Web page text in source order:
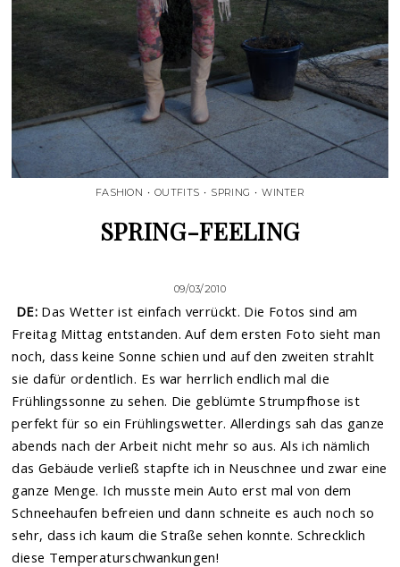
FASHION • OUTFITS • SPRING • WINTER
SPRING-FEELING
09/03/2010
DE:Das Wetter ist einfach verrückt. Die Fotos sind am
Freitag Mittag entstanden. Auf dem ersten Foto sieht man
noch, dass keine Sonne schien und auf den zweiten strahlt
sie dafür ordentlich. Es war herrlich endlich mal die
Frühlingssonne zu sehen. Die geblümte Strumpfhose ist
perfekt für so ein Frühlingswetter. Allerdings sah das ganze
abends nach der Arbeit nicht mehr so aus. Als ich nämlich
das Gebäude verließ stapfte ich in Neuschnee und zwar eine
ganze Menge. Ich musste mein Auto erst mal von dem
Schneehaufen befreien und dann schneite es auch noch so
sehr, dass ich kaum die Straße sehen konnte. Schrecklich
diese Temperaturschwankungen!